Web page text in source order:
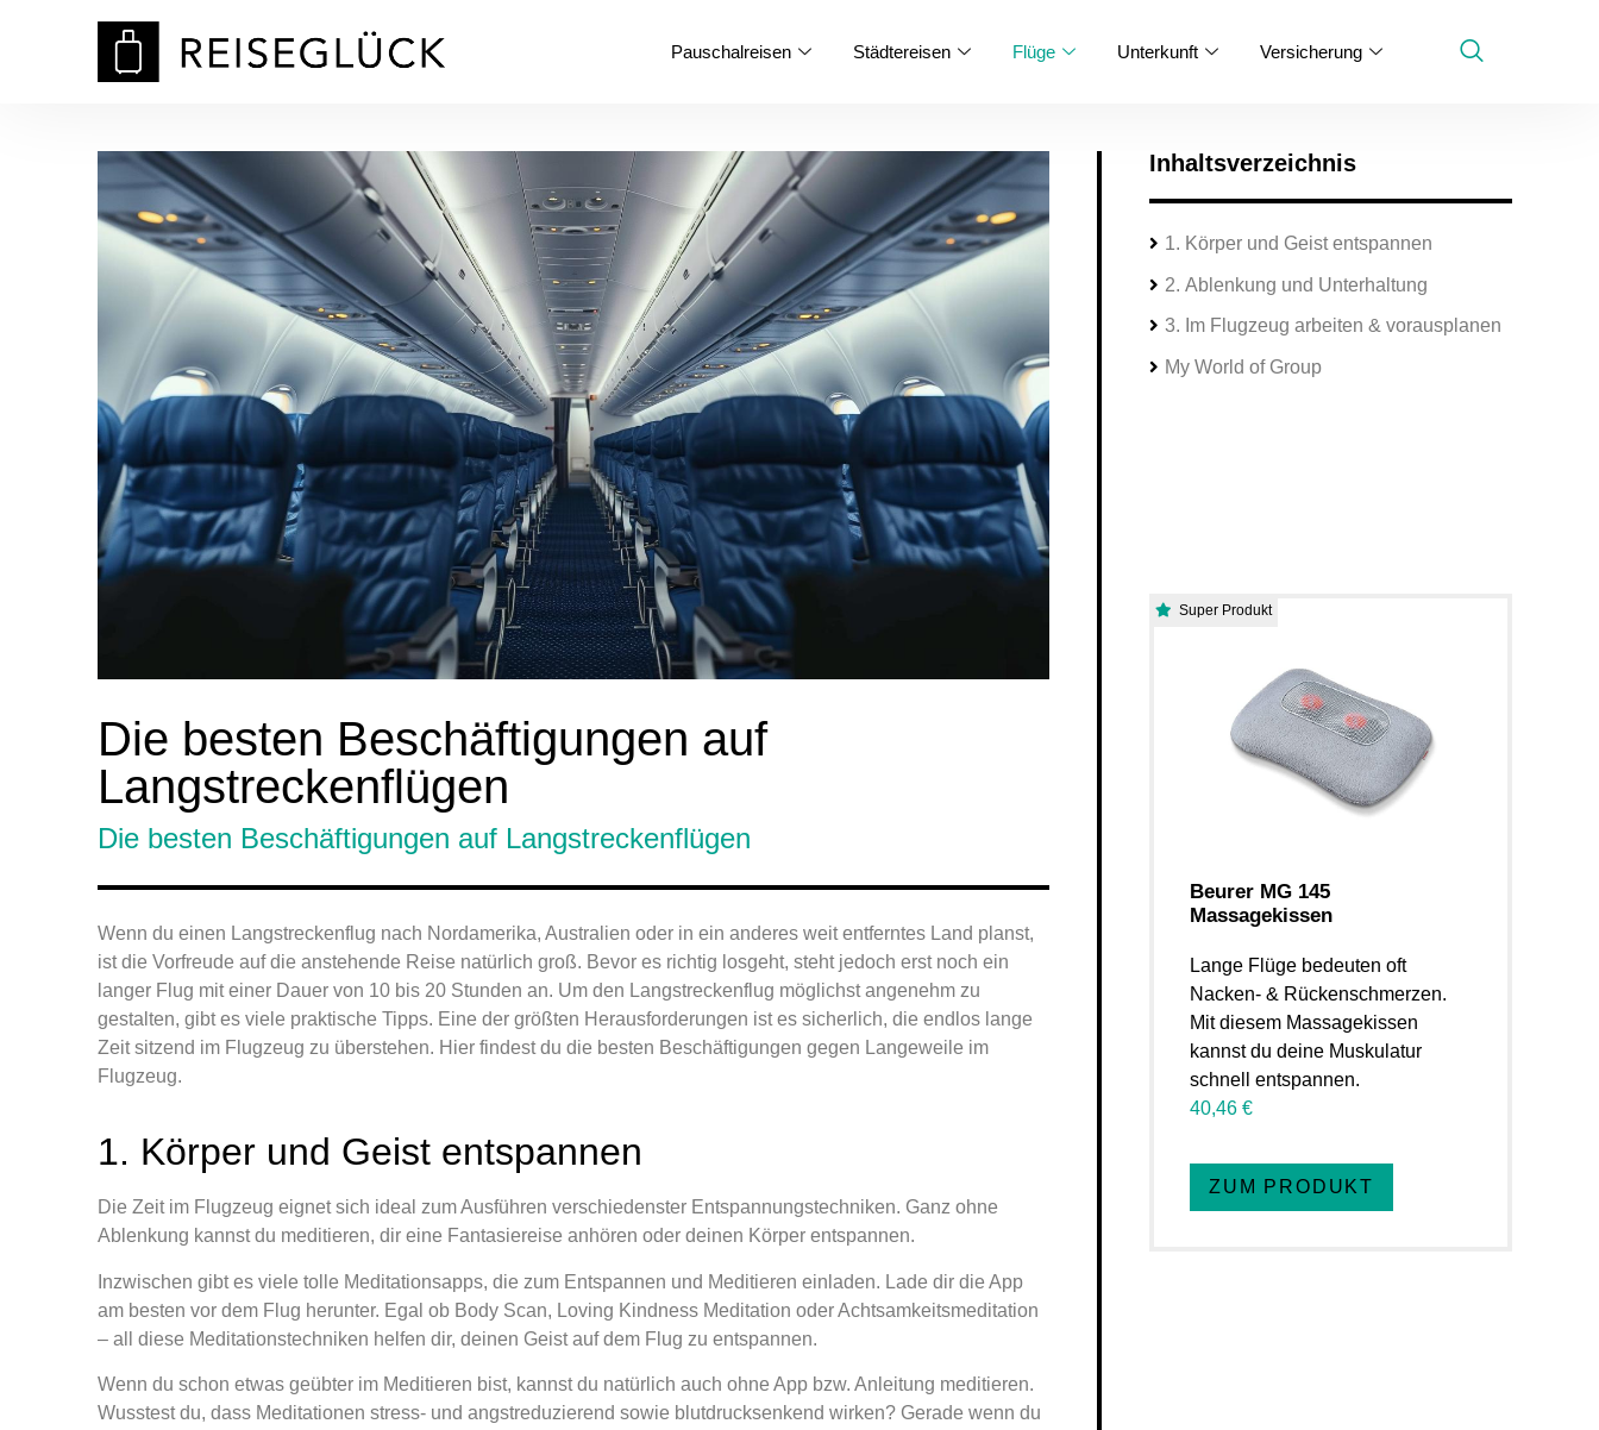
Pauschalreisen Städtereisen Flüge Unterkunft Versicherung
Die besten Beschäftigungen auf
Langstreckenflügen
Die besten Beschäftigungen auf Langstreckenflügen
Wenn du einen Langstreckenflug nach Nordamerika, Australien oder in ein anderes weit entferntes Land planst,
ist die Vorfreude auf die anstehende Reise natürlich groß. Bevor es richtig losgeht, steht jedoch erst noch ein
langer Flug mit einer Dauer von 10 bis 20 Stunden an. Um den Langstreckenflug möglichst angenehm zu
gestalten, gibt es viele praktische Tipps. Eine der größten Herausforderungen ist es sicherlich, die endlos lange
Zeit sitzend im Flugzeug zu überstehen. Hier findest du die besten Beschäftigungen gegen Langeweile im
Flugzeug.
1. Körper und Geist entspannen
Die Zeit im Flugzeug eignet sich ideal zum Ausführen verschiedenster Entspannungstechniken. Ganz ohne
Ablenkung kannst du meditieren, dir eine Fantasiereise anhören oder deinen Körper entspannen.
Inzwischen gibt es viele tolle Meditationsapps, die zum Entspannen und Meditieren einladen. Lade dir die App
am besten vor dem Flug herunter. Egal ob Body Scan, Loving Kindness Meditation oder Achtsamkeitsmeditation
– all diese Meditationstechniken helfen dir, deinen Geist auf dem Flug zu entspannen.
Wenn du schon etwas geübter im Meditieren bist, kannst du natürlich auch ohne App bzw. Anleitung meditieren.
Wusstest du, dass Meditationen stress- und angstreduzierend sowie blutdrucksenkend wirken? Gerade wenn du
Inhaltsverzeichnis
1. Körper und Geist entspannen
2. Ablenkung und Unterhaltung
3. Im Flugzeug arbeiten & vorausplanen
My World of Group
Beurer MG 145
Massagekissen
Lange Flüge bedeuten oft
Nacken- & Rückenschmerzen.
Mit diesem Massagekissen
kannst du deine Muskulatur
schnell entspannen.
40,46 €
ZUM PRODUKT
Super Produkt